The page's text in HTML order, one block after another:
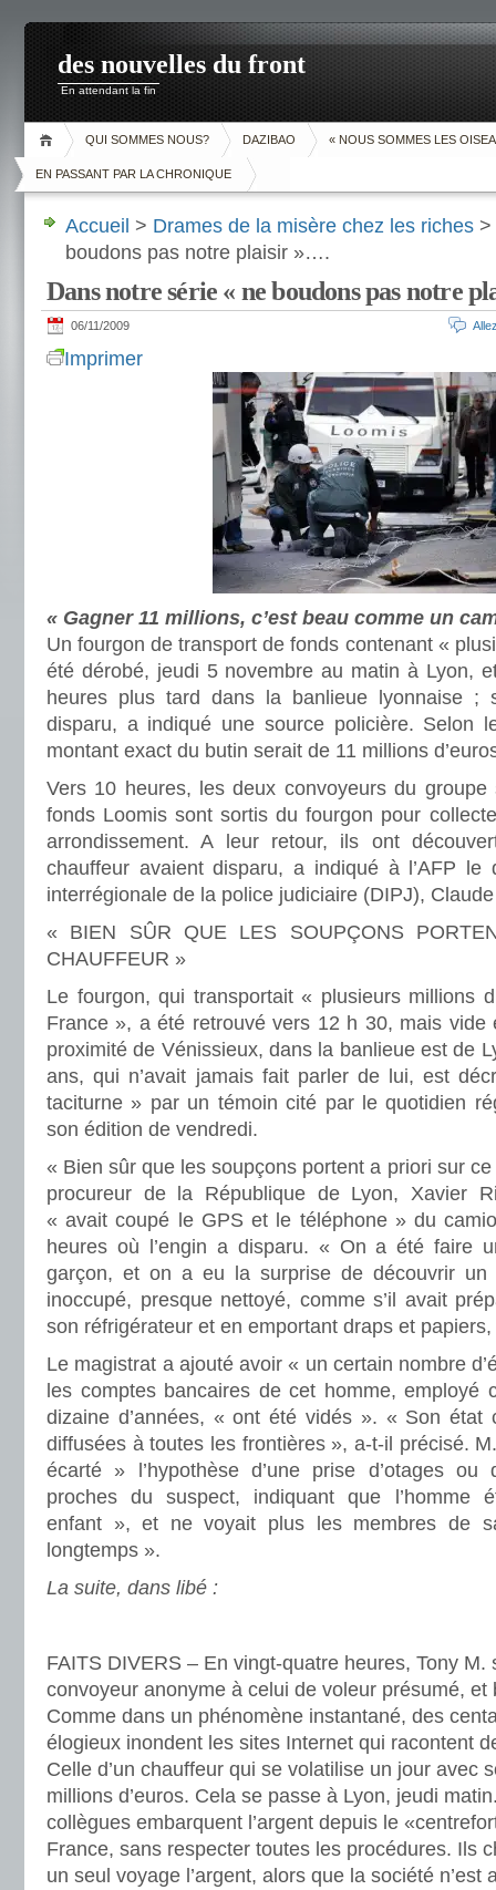
des nouvelles du front
En attendant la fin
QUI SOMMES NOUS? DAZIBAO « NOUS SOMMES LES
EN PASSANT PAR LA CHRONIQUE
Accueil > Drames de la misère chez les riches >
boudons pas notre plaisir »….
Dans notre série « ne boudons pas notre
06/11/2009
Imprimer
« Gagner 11 millions, c’est beau comme un
Un fourgon de transport de fonds contenant «
été dérobé, jeudi 5 novembre au matin à Lyon,
heures plus tard dans la banlieue lyonnaise ;
disparu, a indiqué une source policière. Selon
montant exact du butin serait de 11 millions
Vers 10 heures, les deux convoyeurs du
fonds Loomis sont sortis du fourgon pour
arrondissement. A leur retour, ils ont
chauffeur avaient disparu, a indiqué à l’AFP le
interrégionale de la police judiciaire (DIPJ),
« BIEN SÛR QUE LES SOUPÇONS
CHAUFFEUR »
Le fourgon, qui transportait « plusieurs millions
France », a été retrouvé vers 12 h 30, mais vide
proximité de Vénissieux, dans la banlieue est de
ans, qui n’avait jamais fait parler de lui, est
taciturne » par un témoin cité par le quotidien
son édition de vendredi.
« Bien sûr que les soupçons portent a priori sur
procureur de la République de Lyon, Xavier
« avait coupé le GPS et le téléphone » du
heures où l’engin a disparu. « On a été faire
garçon, et on a eu la surprise de découvrir un
inoccupé, presque nettoyé, comme s’il avait
son réfrigérateur et en emportant draps et
Le magistrat a ajouté avoir « un certain nombre
les comptes bancaires de cet homme, employé
dizaine d’années, « ont été vidés ». « Son
diffusées à toutes les frontières », a-t-il précisé.
écarté » l’hypothèse d’une prise d’otages
proches du suspect, indiquant que l’homme
enfant », et ne voyait plus les membres de
longtemps ».
La suite, dans libé :
FAITS DIVERS – En vingt-quatre heures, Tony
convoyeur anonyme à celui de voleur présumé, et
Comme dans un phénomène instantané, des
élogieux inondent les sites Internet qui racontent
Celle d’un chauffeur qui se volatilise un jour avec
millions d’euros. Cela se passe à Lyon, jeudi
collègues embarquent l’argent depuis le
France, sans respecter toutes les procédures. Ils
un seul voyage l’argent, alors que la société n’est